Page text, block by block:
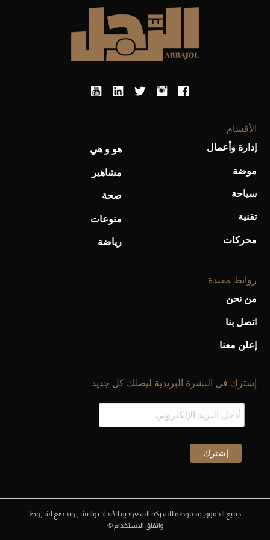
أحذية Mary Jane: ترف وأناقة للرجال
الأقسام
إدارة وأعمال
موضة
سياحة
تقنية
محركات
هو و هي
مشاهير
صحة
منوعات
رياضة
روابط مفيدة
من نحن
اتصل بنا
إعلن معنا
إشترك فى النشرة البريدية ليصلك كل جديد
جميع الحقوق محفوظة للشركة السعودية للأبحاث والنشر وتخضع لشروط
وإتفاق الإستخدام ©